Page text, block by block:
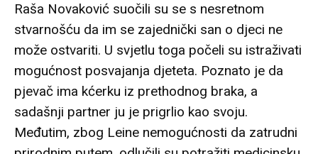
Raša Novaković suočili su se s nesretnom
stvarnošću da im se zajednički san o djeci ne
može ostvariti. U svjetlu toga počeli su istraživati
​​mogućnost posvajanja djeteta. Poznato je da
pjevač ima kćerku iz prethodnog braka, a
sadašnji partner ju je prigrlio kao svoju.
Međutim, zbog Leine nemogućnosti da zatrudni